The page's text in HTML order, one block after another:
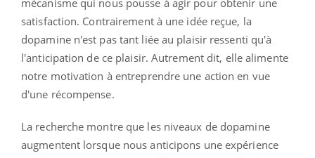
mécanisme qui nous pousse à agir pour obtenir une
satisfaction. Contrairement à une idée reçue, la
dopamine n'est pas tant liée au plaisir ressenti qu'à
l'anticipation de ce plaisir. Autrement dit, elle alimente
notre motivation à entreprendre une action en vue
d'une récompense.
La recherche montre que les niveaux de dopamine
augmentent lorsque nous anticipons une expérience